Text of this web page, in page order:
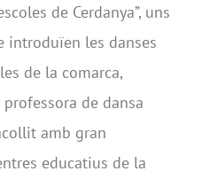
de Cerdanya”, uns
introduïen les danses
de la comarca,
de dansa
amb gran
educatius de la